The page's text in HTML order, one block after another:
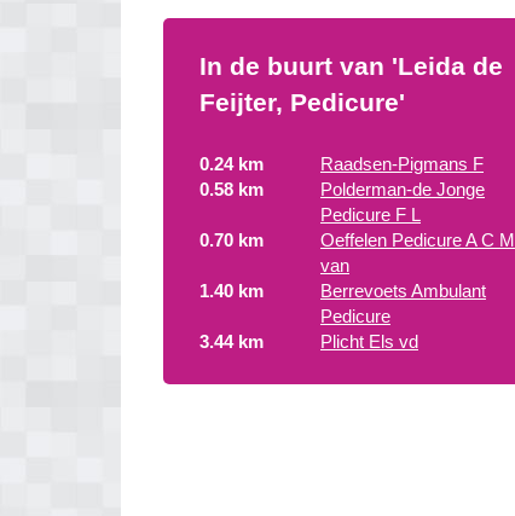
In de buurt van 'Leida de
Feijter, Pedicure'
0.24 km
Raadsen-Pigmans F
0.58 km
Polderman-de Jonge
Pedicure F L
0.70 km
Oeffelen Pedicure A C M
van
1.40 km
Berrevoets Ambulant
Pedicure
3.44 km
Plicht Els vd